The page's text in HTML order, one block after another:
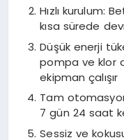
Hızlı kurulum:
kısa sürede
Düşük enerji
pompa ve klor
ekipman çalışır
Tam
7 gün 24 saat
Sessiz ve